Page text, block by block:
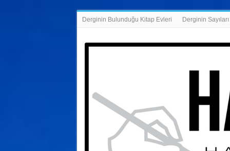
Derginin Bulunduğu Kitap Evleri Derginin Sayıları